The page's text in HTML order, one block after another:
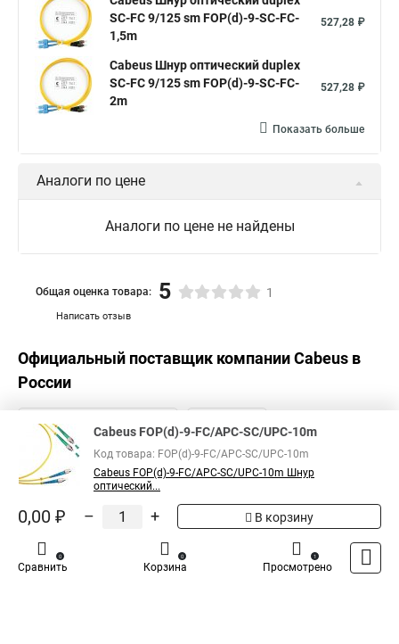
SC-FC 9/125 sm FOP(d)-9-SC-FC-
1,5m
527,28 ₽
Cabeus Шнур оптический duplex
SC-FC 9/125 sm FOP(d)-9-SC-FC-
2m
527,28 ₽
Показать больше
Аналоги по цене
Аналоги по цене не найдены
Написать отзыв
Общая оценка товара: 5 1
Официальный поставщик компанииCabeus в
России
Cabeus FOP(d)-9-FC/APC-SC/UPC-10m
Код товара: FOP(d)-9-FC/APC-SC/UPC-10m
Cabeus FOP(d)-9-FC/APC-SC/UPC-10m Шнур
оптический...
0,00 ₽ – + В корзину
Сравнить
0
Корзина
0
Просмотрено
1